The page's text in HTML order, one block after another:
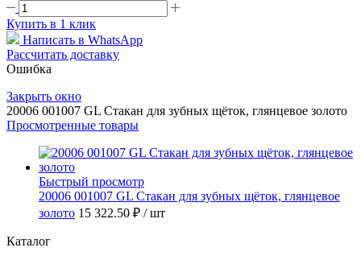
Купить в 1 клик
Написать в WhatsApp
Рассчитать доставку
Ошибка
Закрыть окно
20006 001007 GL Стакан для зубных щёток, глянцевое золото
Просмотренные товары
Быстрый просмотр
20006 001007 GL Стакан для зубных щёток, глянцевое
золото 15 322.50 ₽ / шт
Каталог